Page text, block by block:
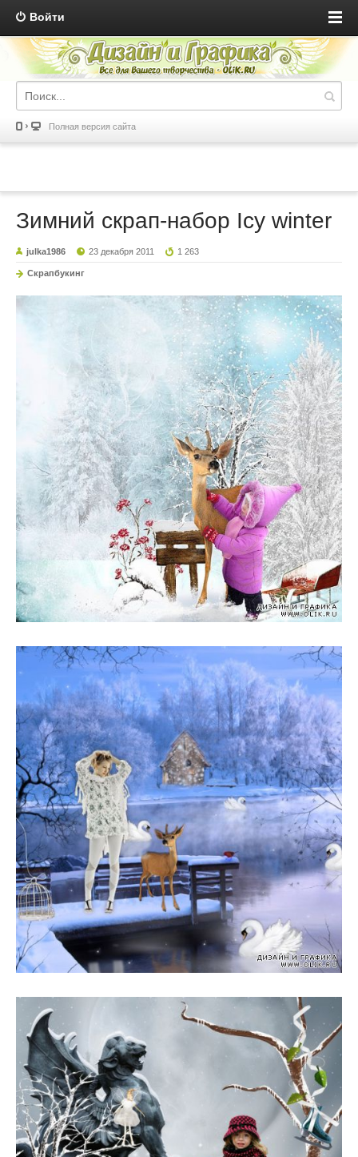
Войти
Полная версия сайта
Зимний скрап-набор Icy winter
julka1986 23 декабря 2011 1 263
Скрапбукинг